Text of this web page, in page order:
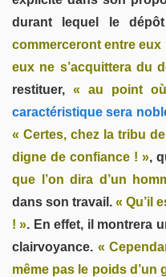
durant lequel le
commerceront entre
eux ne s’acquittera du
restituer, « au point
caractéristique sera
« Certes, chez la tribu
digne de confiance ! »,
que l’on dira d’un
dans son travail. « Qu’il
! ». En effet, il montrera
clairvoyance. «
même pas le poids d’un